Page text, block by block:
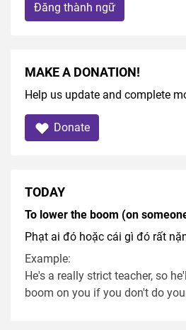
Đăng thành ngữ
MAKE A DONATION!
Help us update and complete
Donate
TODAY
To lower the boom (on
Phạt ai đó hoặc cái gì đó rất
Example:
He's a really strict teacher, so
boom on you if you don't do